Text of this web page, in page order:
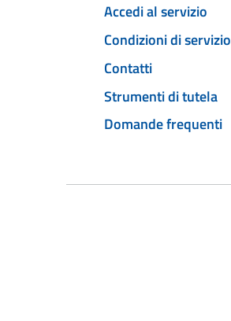
Accedi al servizio
Condizioni di servizio
Contatti
Strumenti di tutela
Domande frequenti